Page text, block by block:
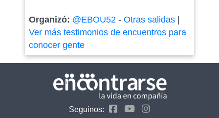
Organizó: @EBOU52 - Otras salidas|
Ver más testimonios de encuentros para
conocer gente
Seguinos: